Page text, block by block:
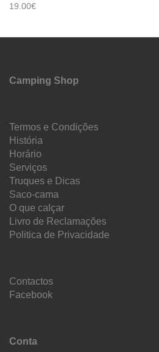
19.00€
Camping Shop
Termos e Condições
História
Horário
Serviços
Truques e Dicas
Saco-cama
O que calçar
Livro de Reclamações
Politica de Privacidade
Contactos
Facebook
Conta